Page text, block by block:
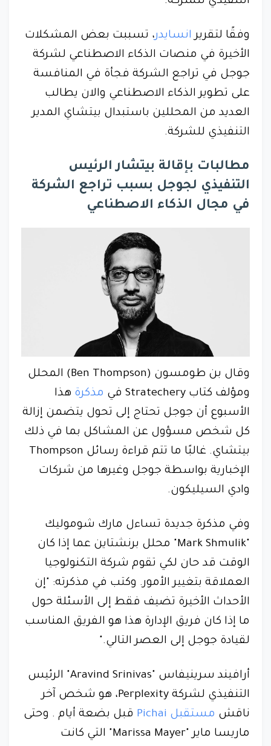
وفقًا لتقرير انسايدر، تسببت بعض المشكلات
الأخيرة في منصات الذكاء الاصطناعي لشركة
جوجل في تراجع الشركة فجأة في المنافسة
على تطوير الذكاء الاصطناعي والان يطالب
العديد من المحللين باستبدال بيتشاي المدير
التنفيذي للشركة.
مطالبات بإقالة بيتشار الرئيس
التنفيذي لجوجل بسبب تراجع الشركة
في مجال الذكاء الاصطناعي
وقال بن طومسون (Ben Thompson) المحلل
ومؤلف كتاب Stratechery في
مذكرة هذا
الأسبوع أن جوجل تحتاج إلى تحول يتضمن إزالة
كل شخص مسؤول عن المشاكل بما في ذلك
بيتشاي. غالبًا ما تتم قراءة رسائل Thompson
الإخبارية بواسطة جوجل وغيرها من شركات
وادي السيليكون.
وفي مذكرة جديدة تساءل مارك شوموليك
"Mark Shmulik" محلل برنشتاين عما إذا كان
الوقت قد حان لكي تقوم شركة التكنولوجيا
العملاقة بتغيير الأمور. وكتب في مذكرته: "إن
الأحداث الأخيرة تضيف فقط إلى الأسئلة حول
ما إذا كان فريق الإدارة هذا هو الفريق المناسب
لقيادة جوجل إلى العصر التالي."
أرافيند سرينيفاس "Aravind Srinivas" الرئيس
التنفيذي لشركة Perplexity، هو شخص آخر
ناقش مستقبل Pichai
قبل بضعة أيام . وحتى
ماريسا ماير "Marissa Mayer" التي كانت